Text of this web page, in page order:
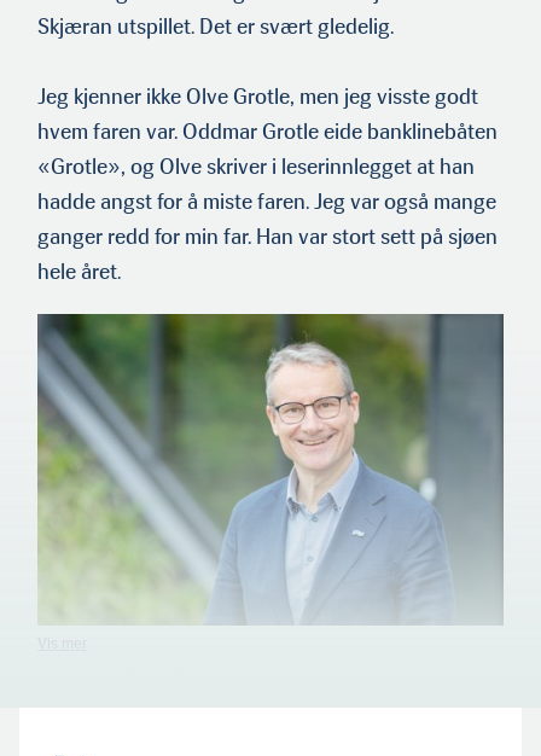
Skjæran utspillet. Det er svært gledelig.
Jeg kjenner ikke Olve Grotle, men jeg visste godt
hvem faren var. Oddmar Grotle eide banklinebåten
«Grotle», og Olve skriver i leserinnlegget at han
hadde angst for å miste faren. Jeg var også mange
ganger redd for min far. Han var stort sett på sjøen
hele året.